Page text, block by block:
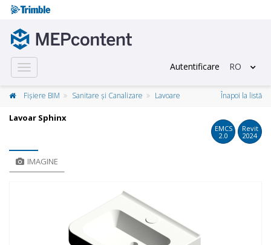
Toggle
navigation
Autentificare RO
Fișiere BIM Sanitare și Canalizare Lavoare Înapoi la listă
Lavoar Sphinx
EMCS
2.0
Revit
2024
IMAGINE